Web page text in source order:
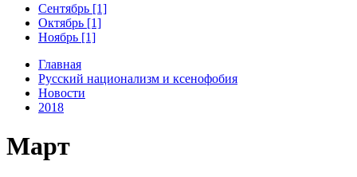
Сентябрь [1]
Октябрь [1]
Ноябрь [1]
Главная
Русский национализм и ксенофобия
Новости
2018
Март